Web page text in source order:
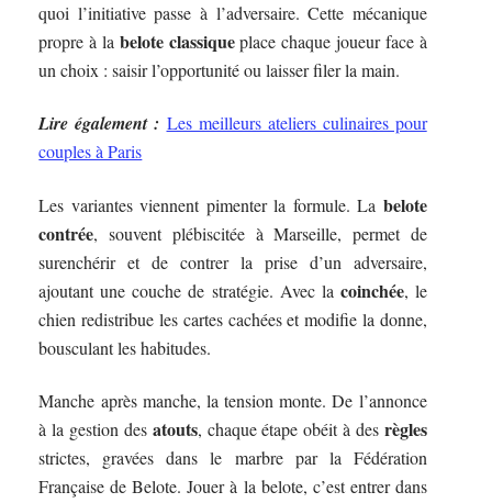
quoi l’initiative passe à l’adversaire. Cette mécanique
propre à la belote classiqueplace chaque joueur face à
un choix : saisir l’opportunité ou laisser filer la main.
Lire également : Les meilleurs ateliers culinaires pour
couples à Paris
Les variantes viennent pimenter la formule. La belote
contrée, souvent plébiscitée à Marseille, permet de
surenchérir et de contrer la prise d’un adversaire,
ajoutant une couche de stratégie. Avec la coinchée, le
chien redistribue les cartes cachées et modifie la donne,
bousculant les habitudes.
Manche après manche, la tension monte. De l’annonce
à la gestion des atouts, chaque étape obéit à des règles
strictes, gravées dans le marbre par la Fédération
Française de Belote. Jouer à la belote, c’est entrer dans